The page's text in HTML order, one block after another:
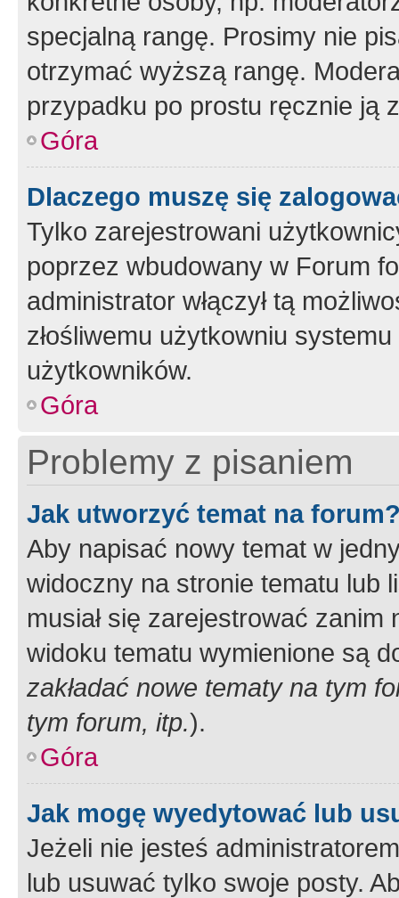
specjalną rangę. Prosimy nie
otrzymać wyższą rangę.
przypadku po prostu ręcznie ją
Góra
Dlaczego muszę się
Tylko zarejestrowani
poprzez wbudowany w Forum
administrator włączył tą
złośliwemu użytkowniu
użytkowników.
Góra
Problemy z pisaniem
Jak utworzyć temat na
Aby napisać nowy temat w
widoczny na stronie tematu lub
musiał się zarejestrować
widoku tematu wymienione są
zakładać nowe tematy na tym
tym forum, itp.).
Góra
Jak mogę wyedytować lub
Jeżeli nie jesteś
lub usuwać tylko swoje posty.